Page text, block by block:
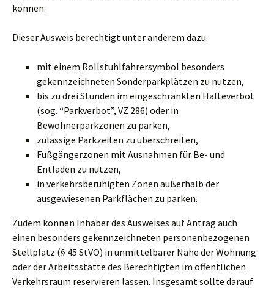
können.
Dieser Ausweis berechtigt unter anderem dazu:
mit einem Rollstuhlfahrersymbol besonders
gekennzeichneten Sonderparkplätzen zu nutzen,
bis zu drei Stunden im eingeschränkten Halteverbot
(sog. “Parkverbot”, VZ 286) oder in
Bewohnerparkzonen zu parken,
zulässige Parkzeiten zu überschreiten,
Fußgängerzonen mit Ausnahmen für Be- und
Entladen zu nutzen,
in verkehrsberuhigten Zonen außerhalb der
ausgewiesenen Parkflächen zu parken.
Zudem können Inhaber des Ausweises auf Antrag auch
einen besonders gekennzeichneten personenbezogenen
Stellplatz (§ 45 StVO) in unmittelbarer Nähe der Wohnung
oder der Arbeitsstätte des Berechtigten im öffentlichen
Verkehrsraum reservieren lassen. Insgesamt sollte darauf